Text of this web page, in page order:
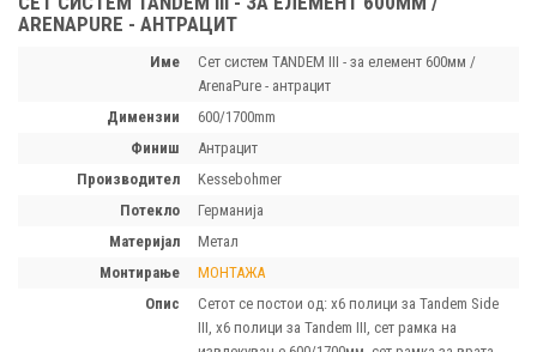
ARENAPURE - АНТРАЦИТ
Име
Сет систем TANDEM III - за елемент 600мм /
ArenaPure - антрацит
димензии
600/1700mm
финиш
Антрацит
производител
Kessebohmer
потекло
Германија
материјал
Метал
монтирање
МОНТАЖА
опис
Сетот се постои од: x6 полици за Tandem Side
III, x6 полици за Tandem III, сет рамка на